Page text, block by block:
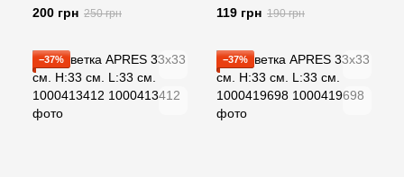
1000454488
200 грн 250 грн
L:33 см. 1000419714
119 грн 190 грн
−37% −37%